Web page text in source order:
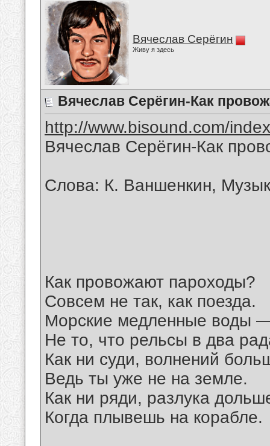
Вячеслав Серёгин
Живу я здесь
Вячеслав Серёгин-Как
http://www.bisound.com/
Вячеслав Серёгин-Как
Слова: К. Ваншенкин,
Как провожают пароходы?
Совсем не так, как поезда.
Морские медленные воды
Не то, что рельсы в два
Как ни суди, волнений
Ведь ты уже не на земле.
Как ни ряди, разлука
Когда плывешь на корабле.